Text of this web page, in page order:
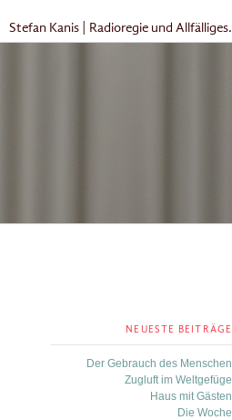
Stefan Kanis | Radioregie und Allfälliges.
NEUESTE BEITRÄGE
Der Gebrauch des Menschen
Zugluft im Weltgefüge
Haus mit Gästen
Die Woche